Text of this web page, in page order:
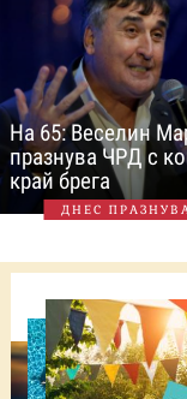
На 65: Веселин
празнува ЧРД с
край брега
ДНЕС